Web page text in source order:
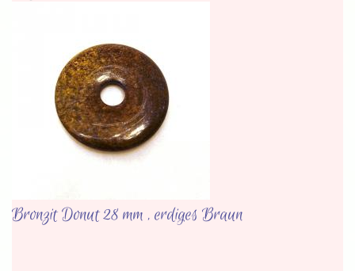
Bronzit Donut 28 mm , erdiges Braun